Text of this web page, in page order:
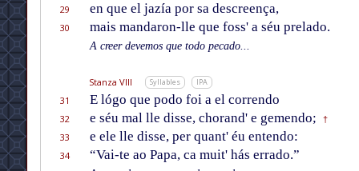
29
en que el jazía por sa descreença,
30
mais mandaron-lle que foss' a séu prelado.
A creer devemos que todo pecado...
Stanza VIII Syllables IPA
31 E lógo que podo foi a el correndo
32
e séu mal lle disse, chorand' e gemendo; †
33
e ele lle disse, per quant' éu entendo:
34
“Vai-te ao Papa, ca muit' hás errado.”